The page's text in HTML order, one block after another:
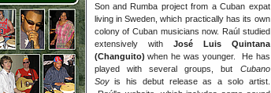
Son and Rumba project from a Cuban expat
living in Sweden, which practically has its own
colony of Cuban musicians now. Raúl studied
extensively with José Luis Quintana
(Changuito) when he was younger. He has
played with several groups, but Cubano
Soyis his debut release as a solo artist.